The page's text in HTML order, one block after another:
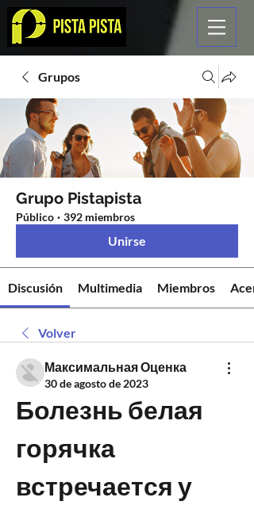
Grupos
Grupo Pistapista
Público · 392 miembros
Unirse
Discusión Multimedia Miembros
Volver
Максимальная Оценка
30 de agosto de 2023
Болезнь белая
горячка
встречается у